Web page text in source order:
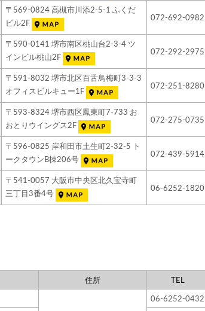
〒569-0824 高槻市川添2-5-1 ふくだ
ビル2F
072-692-0982
〒590-0141 堺市南区桃山台2-3-4 ツ
インビル桃山2F
072-292-2975
〒591-8032 堺市北区百舌鳥梅町3-3-3
オフィスビルキュー1F
072-251-8280
〒593-8324 堺市西区鳳東町7-733 お
おとりウイングス2F
072-275-0735
〒596-0825 岸和田市土生町2-32-5 ト
ークタウンB棟206号
072-439-5914
〒541-0057 大阪市中央区北久宝寺町
三丁目3番4号
06-6252-1820
住所 TEL
06-6252-0432